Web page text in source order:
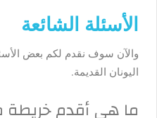
الأسئلة الشائعة
والآن سوف نقدم لكم بعض
اليونان القديمة.
ما هي أقدم خريطة